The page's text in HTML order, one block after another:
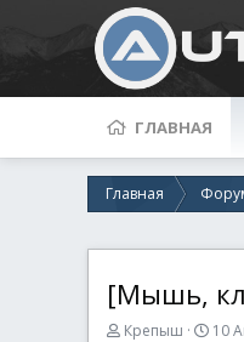
ГЛАВНАЯ
Главная
[Мышь,
А
Крепыш
Д10